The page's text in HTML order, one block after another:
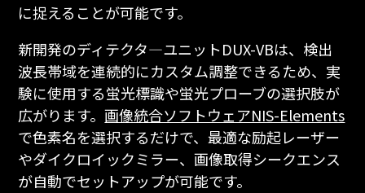
に捉えることが可能です。
新開発のディテクタ―ユニットDUX-VBは、検出
波長帯域を連続的にカスタム調整できるため、実
験に使用する蛍光標識や蛍光プローブの選択肢が
広がります。画像統合ソフトウェアNIS-Elements
で色素名を選択するだけで、最適な励起レーザー
やダイクロイックミラー、画像取得シークエンス
が自動でセットアップが可能です。